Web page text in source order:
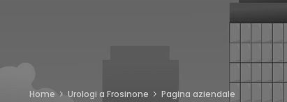
Home Urologi a Frosinone Pagina aziendale